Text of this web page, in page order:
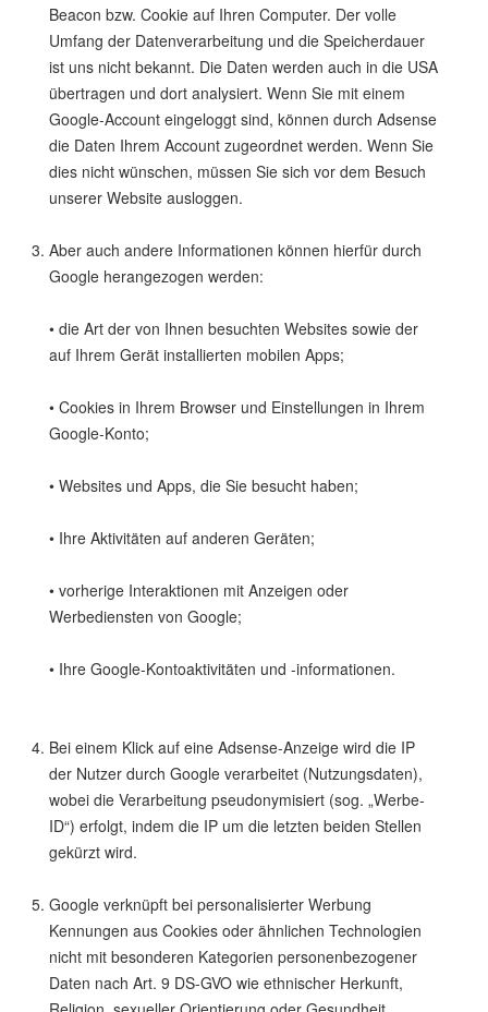
Beacon bzw. Cookie auf Ihren Computer. Der volle
Umfang der Datenverarbeitung und die Speicherdauer
ist uns nicht bekannt. Die Daten werden auch in die USA
übertragen und dort analysiert. Wenn Sie mit einem
Google-Account eingeloggt sind, können durch Adsense
die Daten Ihrem Account zugeordnet werden. Wenn Sie
dies nicht wünschen, müssen Sie sich vor dem Besuch
unserer Website ausloggen.
Aber auch andere Informationen können hierfür durch
Google herangezogen werden:
• die Art der von Ihnen besuchten Websites sowie der
auf Ihrem Gerät installierten mobilen Apps;
• Cookies in Ihrem Browser und Einstellungen in Ihrem
Google-Konto;
• Websites und Apps, die Sie besucht haben;
• Ihre Aktivitäten auf anderen Geräten;
• vorherige Interaktionen mit Anzeigen oder
Werbediensten von Google;
• Ihre Google-Kontoaktivitäten und -informationen.
Bei einem Klick auf eine Adsense-Anzeige wird die IP
der Nutzer durch Google verarbeitet (Nutzungsdaten),
wobei die Verarbeitung pseudonymisiert (sog. „Werbe-
ID“) erfolgt, indem die IP um die letzten beiden Stellen
gekürzt wird.
Google verknüpft bei personalisierter Werbung
Kennungen aus Cookies oder ähnlichen Technologien
nicht mit besonderen Kategorien personenbezogener
Daten nach Art. 9 DS-GVO wie ethnischer Herkunft,